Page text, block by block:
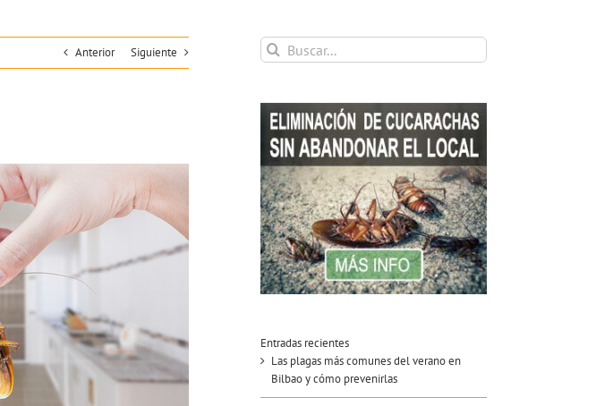
Anterior Siguiente
Buscar:
Entradas recientes
Las plagas más comunes del verano en
Bilbao y cómo prevenirlas